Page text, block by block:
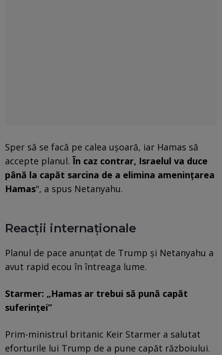
Sper să se facă pe calea ușoară, iar Hamas să
accepte planul.În caz contrar, Israelul va duce
până la capăt sarcina de a elimina amenințarea
Hamas", a spus Netanyahu.
Reacții internaționale
Planul de pace anunțat de Trump și Netanyahu a
avut rapid ecou în întreaga lume.
Starmer: „Hamas ar trebui să pună capăt
suferinței”
Prim-ministrul britanic Keir Starmer a salutat
eforturile lui Trump de a pune capăt războiului.